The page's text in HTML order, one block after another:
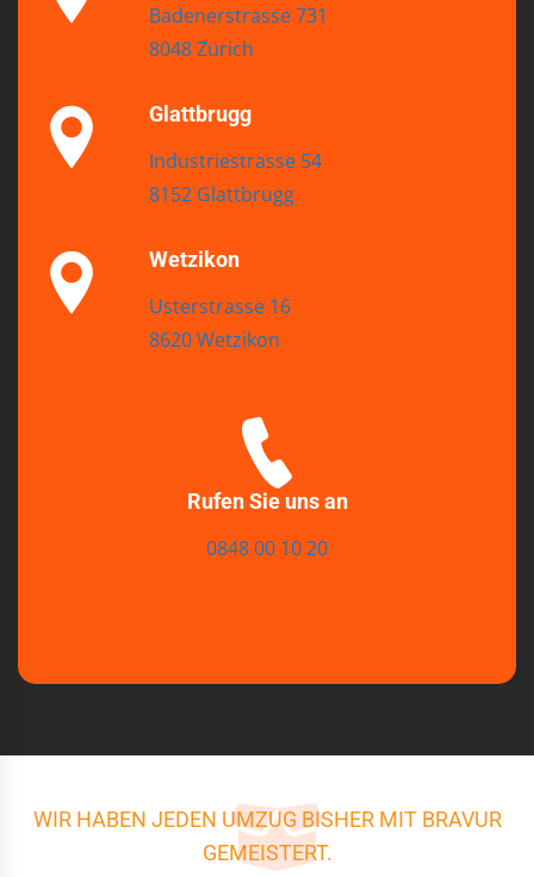
Badenerstrasse 731
8048 Zürich
Glattbrugg
Industriestrasse 54
8152 Glattbrugg
Wetzikon
Usterstrasse 16
8620 Wetzikon
Rufen Sie uns an
0848 00 10 20
WIR HABEN JEDEN UMZUG BISHER MIT BRAVUR
GEMEISTERT.